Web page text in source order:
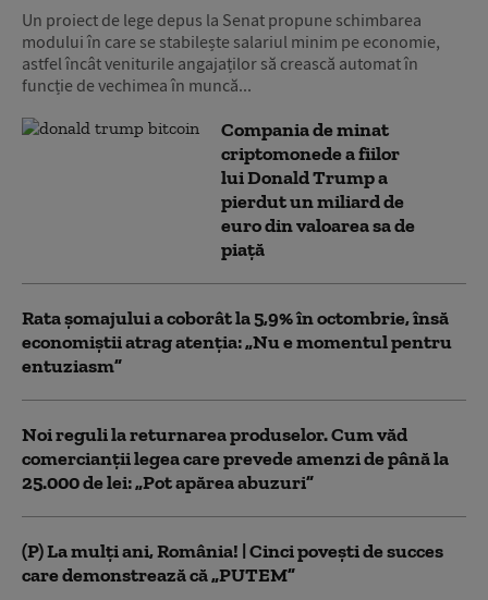
Un proiect de lege depus la Senat propune schimbarea
modului în care se stabilește salariul minim pe economie,
astfel încât veniturile angajaților să crească automat în
funcție de vechimea în muncă...
Compania de minat
criptomonede a fiilor
lui Donald Trump a
pierdut un miliard de
euro din valoarea sa de
piață
Rata șomajului a coborât la 5,9% în octombrie, însă
economiștii atrag atenția: „Nu e momentul pentru
entuziasm”
Noi reguli la returnarea produselor. Cum văd
comercianții legea care prevede amenzi de până la
25.000 de lei: „Pot apărea abuzuri”
(P) La mulți ani, România! | Cinci povești de succes
care demonstrează că „PUTEM”